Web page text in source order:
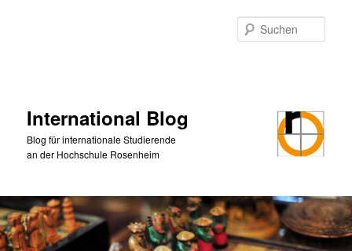
International Blog
Blog für internationale Studierende
an der Hochschule Rosenheim